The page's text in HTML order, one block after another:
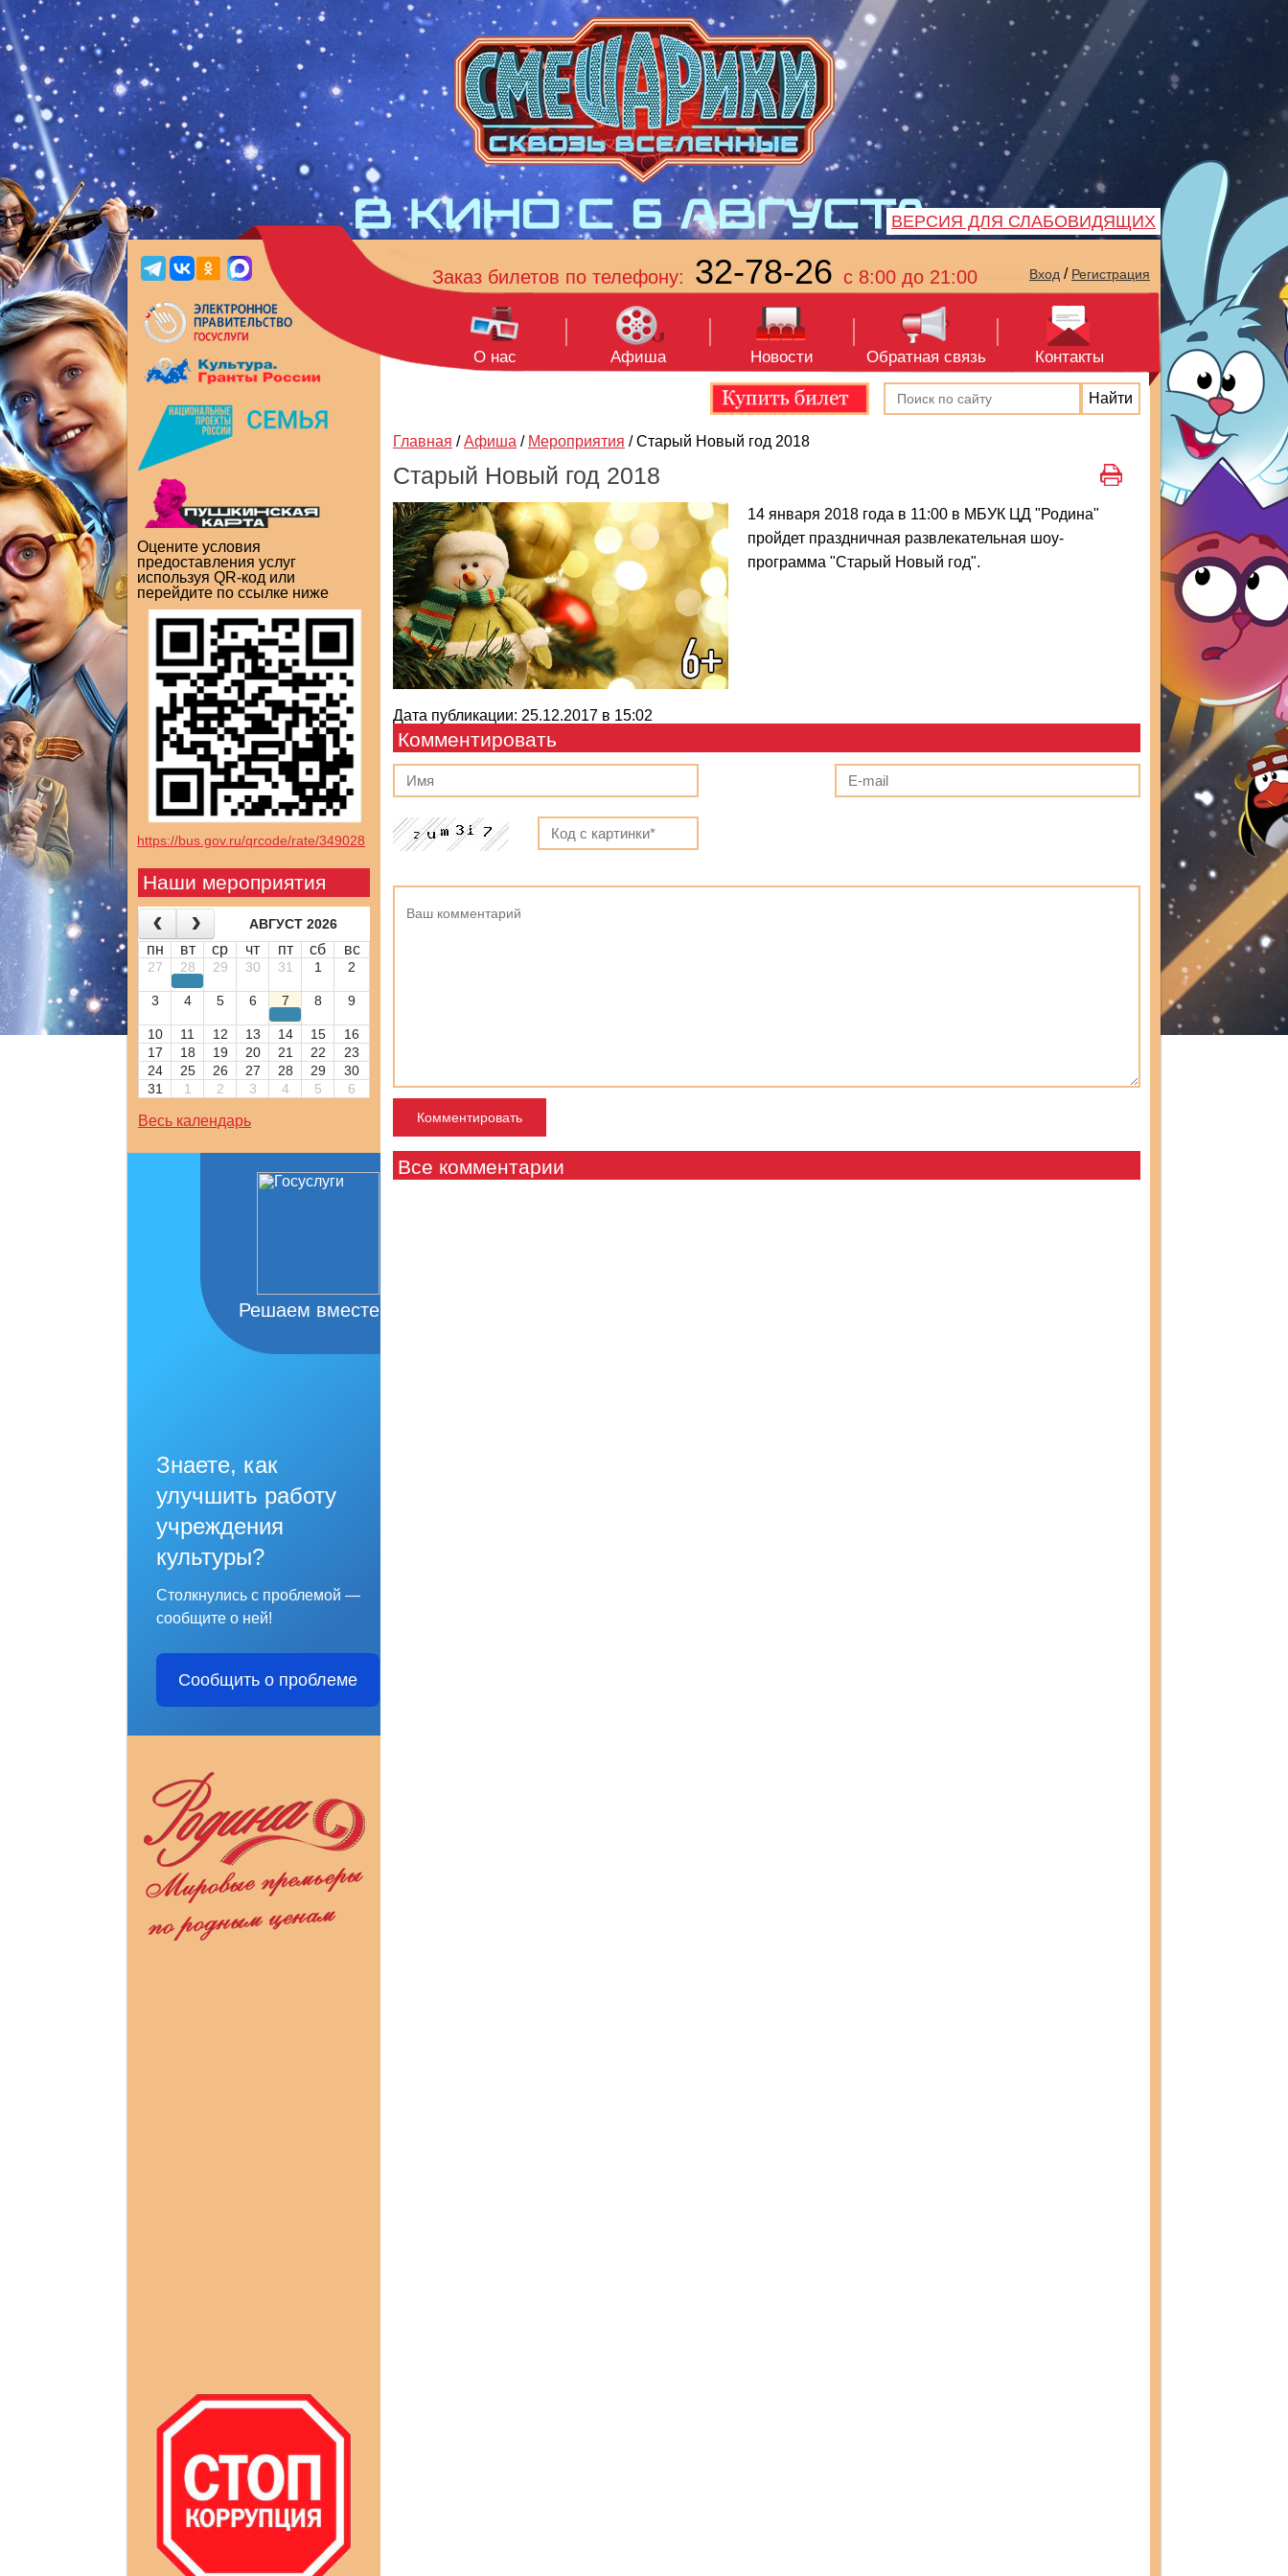
ВЕРСИЯ ДЛЯ СЛАБОВИДЯЩИХ
Оцените условия
предоставления услуг
используя QR-код или
перейдите по ссылке ниже
https://bus.gov.ru/qrcode/rate/349028
Наши мероприятия
АВГУСТ 2026
пн вт ср чт пт сб вс
27 28 29 30 31 1 2
3 4 5 6 7 8 9
10 11 12 13 14 15
16
17
18 19 20 21 22
23
24
25 26 27 28 29
30
31
1 2 3 4 5 6
Весь календарь
Решаем вместе
Знаете, как
улучшить работу
учреждения
культуры?
Столкнулись с проблемой —
сообщите о ней!
Сообщить о проблеме
Заказ билетов по телефону: 32-78-26 с 8:00 до 21:00 Вход / Регистрация
О нас Афиша Новости Обратная связь Контакты
Главная / Афиша / Мероприятия / Старый Новый год 2018
Старый Новый год 2018
14 января 2018 года в 11:00 в МБУК ЦД "Родина"
пройдет праздничная развлекательная шоу-
программа "Старый Новый год".
Дата публикации: 25.12.2017 в 15:02
Комментировать
Все комментарии